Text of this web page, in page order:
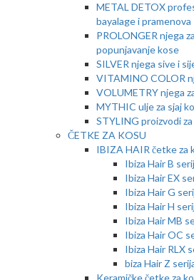
METAL DETOX
bayalage i pramenova
PROLONGER njega
popunjavanje kose
SILVER njega sive i
VITAMINO COLOR
VOLUMETRY njega
MYTHIC ulje za sjaj
STYLING proizvodi
ČETKE ZA KOSU
IBIZA HAIR četke za
Ibiza Hair B
Ibiza Hair EX
Ibiza Hair G
Ibiza Hair H
Ibiza Hair MB
Ibiza Hair OC
Ibiza Hair RLX
biza Hair Z